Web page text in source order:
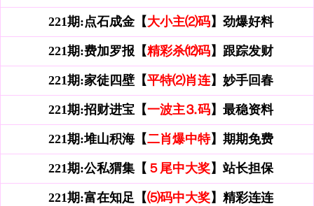
221期:点石成金【大小主⑵码】劲爆好料
221期:费加罗报【精彩杀⑿码】跟踪发财
221期:家徒四壁【平特⑵肖连】妙手回春
221期:招财进宝【一波主⒊码】最稳资料
221期:堆山积海【二肖爆中特】期期免费
221期:公私猬集【 ５尾中大奖】站长担保
221期:富在知足【⑸码中大奖】精彩连连